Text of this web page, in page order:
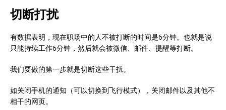
切断打扰
有数据表明，现在职场中的人不被打断的时间是6分钟。也就是说
只能持续工作6分钟，然后就会被微信、邮件、提醒等打断。
我们要做的第一步就是切断这些干扰。
如关闭手机的通知（可以切换到飞行模式），关闭邮件以及其他不
相干的网页。